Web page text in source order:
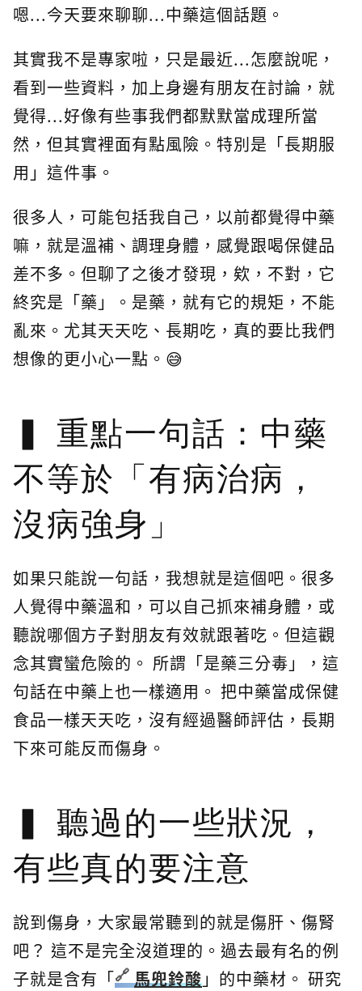
嗯...今天要來聊聊...中藥這個話題。
其實我不是專家啦，只是最近...怎麼說呢，
看到一些資料，加上身邊有朋友在討論，就
覺得...好像有些事我們都默默當成理所當
然，但其實裡面有點風險。特別是「長期服
用」這件事。
很多人，可能包括我自己，以前都覺得中藥
嘛，就是溫補、調理身體，感覺跟喝保健品
差不多。但聊了之後才發現，欸，不對，它
終究是「藥」。是藥，就有它的規矩，不能
亂來。尤其天天吃、長期吃，真的要比我們
想像的更小心一點。😅
重點一句話：中藥
不等於「有病治病，
沒病強身」
如果只能說一句話，我想就是這個吧。很多
人覺得中藥溫和，可以自己抓來補身體，或
聽說哪個方子對朋友有效就跟著吃。但這觀
念其實蠻危險的。 所謂「是藥三分毒」，這
句話在中藥上也一樣適用。 把中藥當成保健
食品一樣天天吃，沒有經過醫師評估，長期
下來可能反而傷身。
聽過的一些狀況，
有些真的要注意
說到傷身，大家最常聽到的就是傷肝、傷腎
吧？ 這不是完全沒道理的。過去最有名的例
子就是含有「
馬兜鈴酸」的中藥材。 研究